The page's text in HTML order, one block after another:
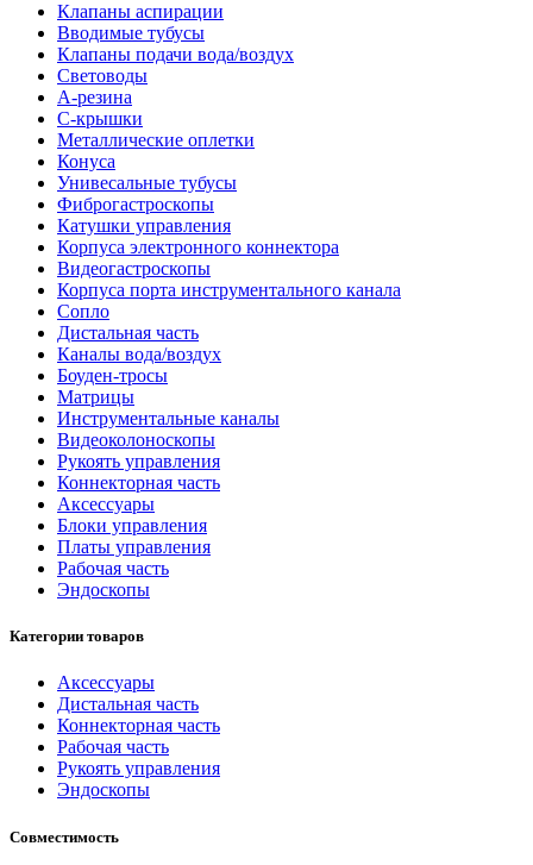
Клапаны аспирации
Вводимые тубусы
Клапаны подачи вода/воздух
Световоды
А-резина
С-крышки
Металлические оплетки
Конуса
Унивесальные тубусы
Фиброгастроскопы
Катушки управления
Корпуса электронного коннектора
Видеогастроскопы
Корпуса порта инструментального канала
Сопло
Дистальная часть
Каналы вода/воздух
Боуден-тросы
Матрицы
Инструментальные каналы
Видеоколоноскопы
Рукоять управления
Коннекторная часть
Аксессуары
Блоки управления
Платы управления
Рабочая часть
Эндоскопы
Категории товаров
Аксессуары
Дистальная часть
Коннекторная часть
Рабочая часть
Рукоять управления
Эндоскопы
Совместимость